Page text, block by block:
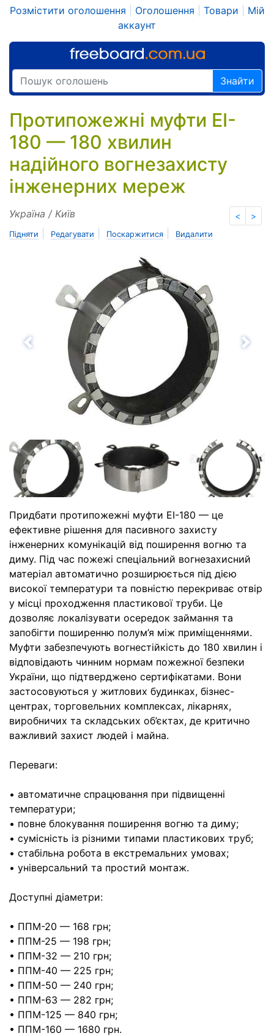
Розмістити оголошення Оголошення Товари
Мій
аккаунт
Знайти
Протипожежні муфти EI-
180 — 180 хвилин
надійного вогнезахисту
інженерних мереж
< >
Україна / Київ
Підняти Редагувати Поскаржитися Видалити
Назад
Придбати протипожежні муфти EI-180 — це
ефективне рішення для пасивного захисту
інженерних комунікацій від поширення вогню та
диму. Під час пожежі спеціальний вогнезахисний
матеріал автоматично розширюється під дією
високої температури та повністю перекриває отвір
у місці проходження пластикової труби. Це
дозволяє локалізувати осередок займання та
запобігти поширенню полум’я між приміщеннями.
Муфти забезпечують вогнестійкість до 180 хвилин і
відповідають чинним нормам пожежної безпеки
України, що підтверджено сертифікатами. Вони
застосовуються у житлових будинках, бізнес-
центрах, торговельних комплексах, лікарнях,
виробничих та складських об’єктах, де критично
важливий захист людей і майна.
Переваги:
• автоматичне спрацювання при підвищенні
температури;
• повне блокування поширення вогню та диму;
• сумісність із різними типами пластикових труб;
• стабільна робота в екстремальних умовах;
• універсальний та простий монтаж.
Доступні діаметри:
• ППМ-20 — 168 грн;
• ППМ-25 — 198 грн;
• ППМ-32 — 210 грн;
• ППМ-40 — 225 грн;
• ППМ-50 — 240 грн;
• ППМ-63 — 282 грн;
• ППМ-125 — 840 грн;
• ППМ-160 — 1680 грн.